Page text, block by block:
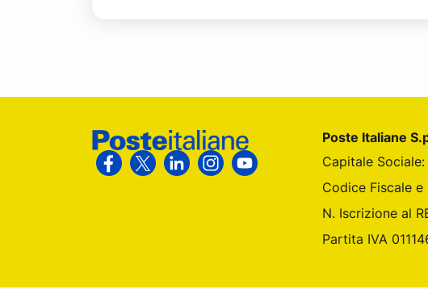
Segui Poste Italiane su Facebook
Segui Poste Italiane su X
Segui Poste Italiane su Linkedin
Segui Poste Italiane su Instagram
Segui Poste Italiane su
Poste Italiane
Capitale Sociale:
Codice Fiscale
N. Iscrizione al
Partita IVA